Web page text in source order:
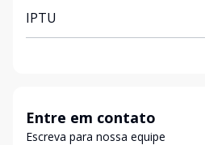
IPTU
Entre em contato
Escreva para nossa equipe